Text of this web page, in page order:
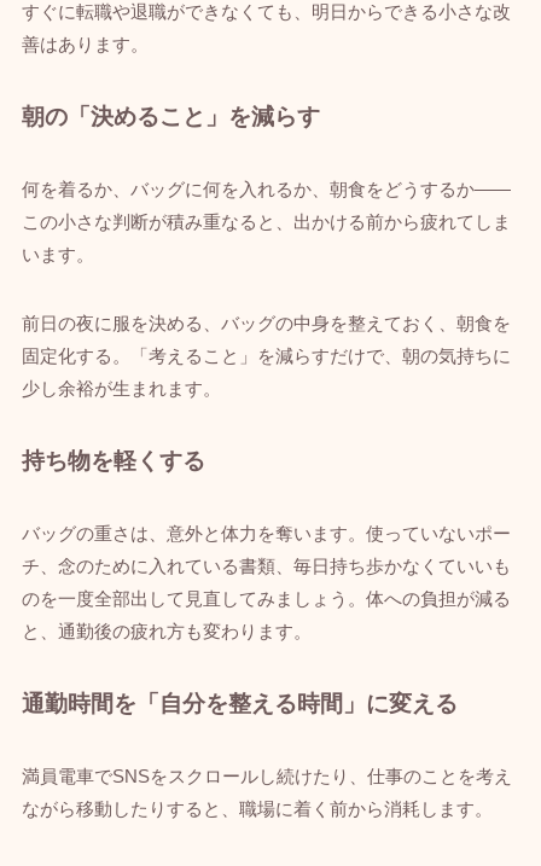
すぐに転職や退職ができなくても、明日からできる小さな改
善はあります。
朝の「決めること」を減らす
何を着るか、バッグに何を入れるか、朝食をどうするか——
この小さな判断が積み重なると、出かける前から疲れてしま
います。
前日の夜に服を決める、バッグの中身を整えておく、朝食を
固定化する。「考えること」を減らすだけで、朝の気持ちに
少し余裕が生まれます。
持ち物を軽くする
バッグの重さは、意外と体力を奪います。使っていないポー
チ、念のために入れている書類、毎日持ち歩かなくていいも
のを一度全部出して見直してみましょう。体への負担が減る
と、通勤後の疲れ方も変わります。
通勤時間を「自分を整える時間」に変える
満員電車でSNSをスクロールし続けたり、仕事のことを考え
ながら移動したりすると、職場に着く前から消耗します。